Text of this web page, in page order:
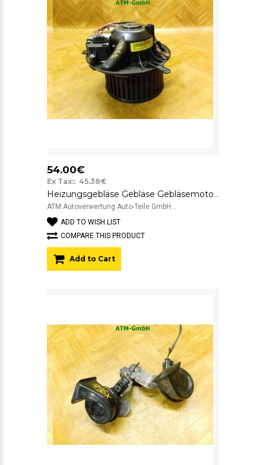
54.00€
Ex Tax:: 45.38€
Heizungsgebläse Gebläse Gebläsemotor Skoda Octavia 2 II Valeo 1K1820015L
ATM Autoverwertung Auto-Teile GmbH ..
ADD TO WISH LIST
COMPARE THIS PRODUCT
Add to Cart